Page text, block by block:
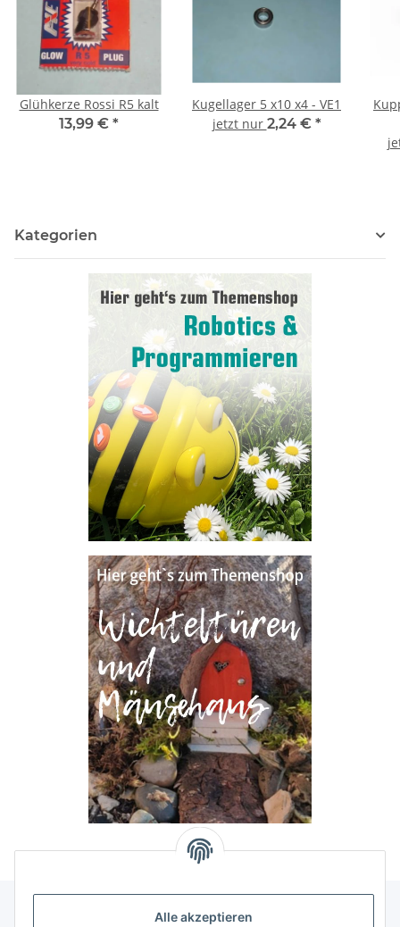
Alle akzeptieren
Glühkerze Rossi R5 kalt
13,99 € *
Kugellager 5 x10 x4 - VE1
jetzt nur 2,24 € *
Kategorien